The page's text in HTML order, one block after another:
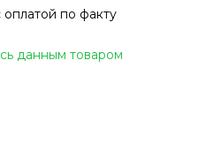
по факту
данным товаром